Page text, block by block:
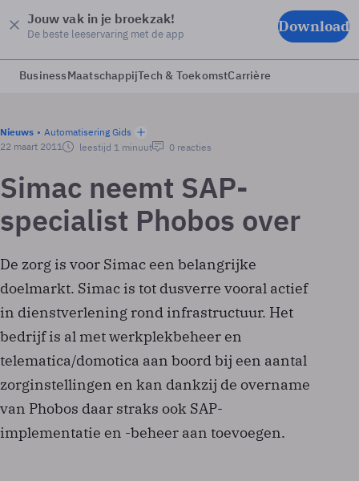
Jouw vak in je broekzak!
De beste leeservaring met de app Download
BusinessMaatschappijTech & ToekomstCarrière
Nieuws
Automatisering Gids
22 maart 2011
leestijd 1 minuut 0 reacties
Simac neemt SAP-
specialist Phobos over
De zorg is voor Simac een belangrijke
doelmarkt. Simac is tot dusverre vooral actief
in dienstverlening rond infrastructuur. Het
bedrijf is al met werkplekbeheer en
telematica/domotica aan boord bij een aantal
zorginstellingen en kan dankzij de overname
van Phobos daar straks ook SAP-
implementatie en -beheer aan toevoegen.